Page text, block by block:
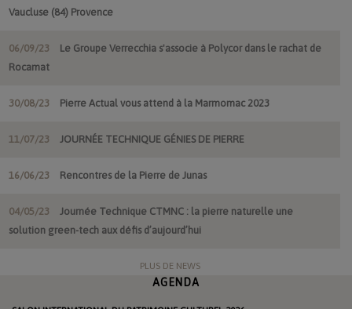
Vaucluse (84) Provence
06/09/23
Le Groupe Verrecchia s'associe à Polycor dans le rachat de
Rocamat
30/08/23 Pierre Actual vous attend à la Marmomac 2023
11/07/23 JOURNÉE TECHNIQUE GÉNIES DE PIERRE
16/06/23 Rencontres de la Pierre de Junas
04/05/23
Journée Technique CTMNC : la pierre naturelle une
solution green-tech aux défis d’aujourd’hui
PLUS DE NEWS
AGENDA